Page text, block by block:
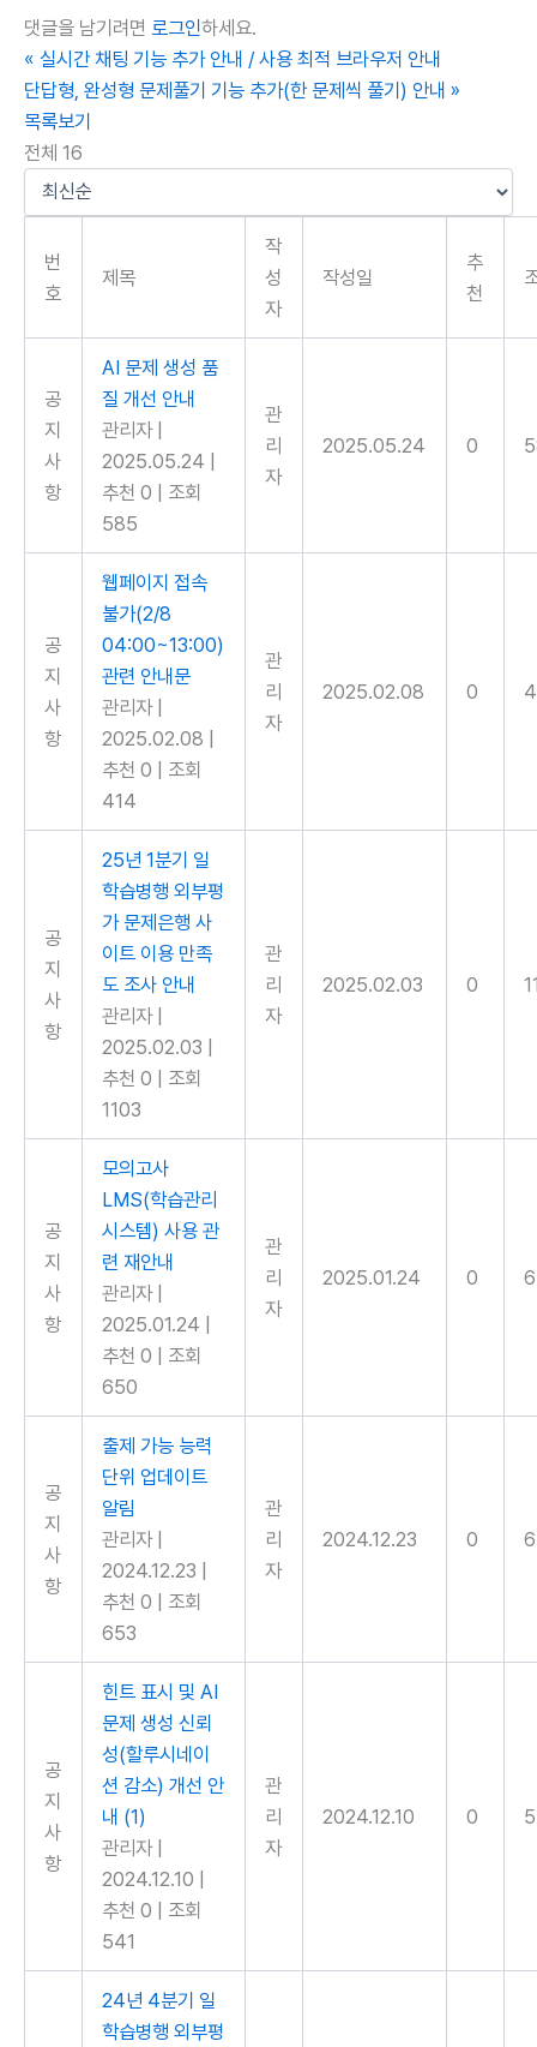
댓글을 남기려면 로그인하세요.
« 실시간 채팅 기능 추가 안내 / 사용 최적 브라우저 안내
단답형, 완성형 문제풀기 기능 추가(한 문제씩 풀기) 안내 »
목록보기
전체 16
번
호
제목
작
성
자
작성일
추
천
공
지
사
항
AI 문제 생성 품
질 개선 안내
관리자 |
2025.05.24 |
추천 0 | 조회
585
관
리
자
2025.05.24 0
공
지
사
항
웹페이지 접속
불가(2/8
04:00~13:00)
관련 안내문
관리자 |
2025.02.08 |
추천 0 | 조회
414
관
리
자
2025.02.08 0
공
지
사
항
25년 1분기 일
학습병행 외부평
가 문제은행 사
이트 이용 만족
도 조사 안내
관리자 |
2025.02.03 |
추천 0 | 조회
1103
관
리
자
2025.02.03 0
공
지
사
항
모의고사
LMS(학습관리
시스템) 사용 관
련 재안내
관리자 |
2025.01.24 |
추천 0 | 조회
650
관
리
자
2025.01.24 0
공
지
사
항
출제 가능 능력
단위 업데이트
알림
관리자 |
2024.12.23 |
추천 0 | 조회
653
관
리
자
2024.12.23 0
공
지
사
항
힌트 표시 및 AI
문제 생성 신뢰
성(할루시네이
션 감소) 개선 안
내 (1)
관리자 |
2024.12.10 |
추천 0 | 조회
541
관
리
자
2024.12.10 0
24년 4분기 일
학습병행 외부평